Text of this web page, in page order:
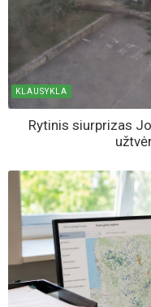
KLAUSYKLA
Rytinis siurprizas